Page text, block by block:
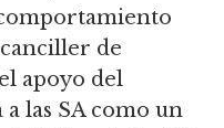
de
apoyo del
a las SA como un